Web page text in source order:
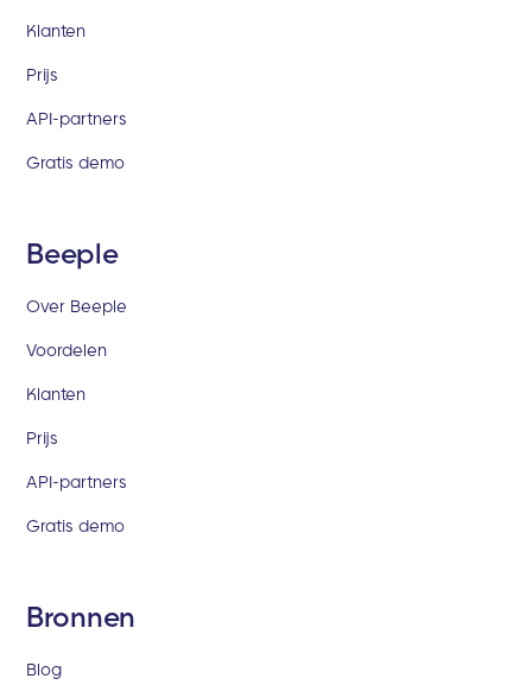
Klanten
Prijs
API-partners
Gratis demo
Beeple
Over Beeple
Voordelen
Klanten
Prijs
API-partners
Gratis demo
Bronnen
Blog